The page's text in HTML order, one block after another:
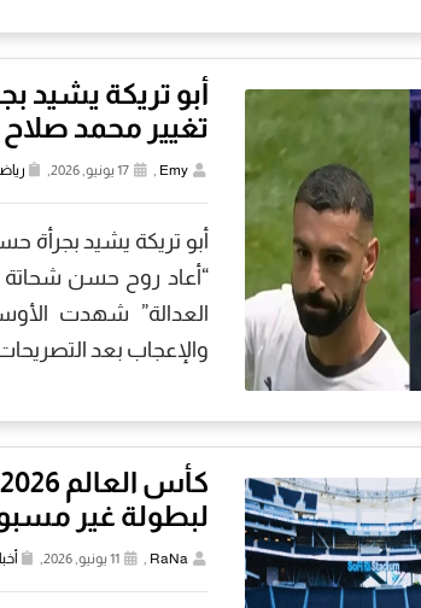
أبو تريكة
تغيير محمد صلاح
Emy
, 17 يونيو, 2026,
أبو تريكة يشيد
“أعاد روح حسن
العدالة” شهدت
والإعجاب بعد
لبطولة غير
RaNa
, 11 يونيو, 2026,